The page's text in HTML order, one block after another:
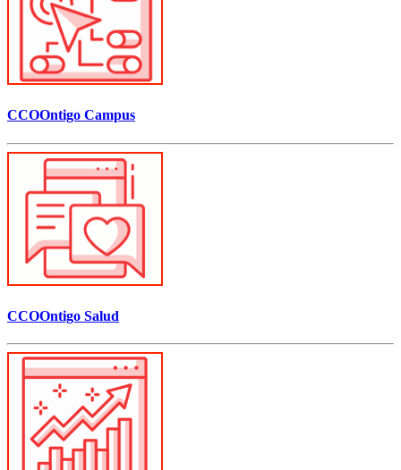
CCOOntigo Campus
CCOOntigo Salud